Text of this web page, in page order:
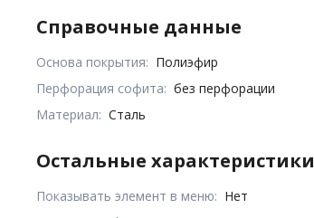
Справочные данные
Основа покрытия: Полиэфир
Перфорация софита: без перфорации
Материал: Сталь
Остальные характеристики
Показывать элемент в меню: Нет